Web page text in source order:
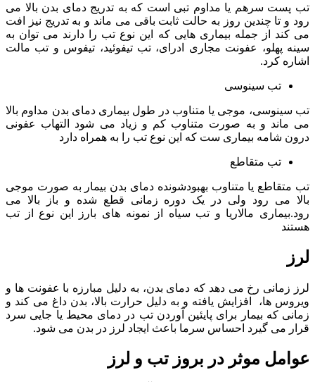
تب پست سرهم یا مداوم تبی است که به تدریج دمای بدن بالا می
رود و تا چندین روز به حالت ثابت باقی می ماند و به تدریج نیز افت
می کند از جمله بیماری هایی که این نوع تب را دارند می توان به
سینه پهلو، عفونت مجاری ادرای، تب تیفوئید، تیفوس و تب مالت
اشاره کرد.
تب سینوسی
تب سینوسی، موجی یا متناوب در طول بیماری دمای بدن مداوم بالا
می ماند و به صورت متناوب کم و زیاد می شود التهاب عفونی
درون شامه بیماری ست که این نوع تب را به همراه دارد
تب متقاطع
تب متقاطع یا متناوب بهبودشونده دمای بدن بیمار به صورت موجی
بالا می رود ولی در یک دوره زمانی قطع شده و باز بالا می
رود.بیماری مالاریا و تب سیاه از نمونه های بارز این نوع از تب
هستند
لرز
لرز زمانی رخ می دهد که دمای بدن، به دلیل مبارزه با عفونت ها و
ویروس ها، افزایش یافته و به دلیل حرارت بالا، بدن داغ می کند و
زمانی که بیمار برای پایئین آوردن تب در دمای محیط یا جایی سرد
قرار می گیرد احساس سرما باعث ایجاد لرز در بدن می شود.
عوامل موثر در بروز تب و لرز